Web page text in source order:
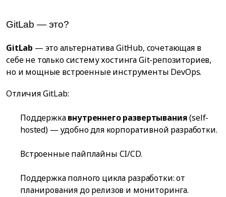
GitLab — это?
GitLab — это альтернатива GitHub, сочетающая в
себе не только систему хостинга Git-репозиториев,
но и мощные встроенные инструменты DevOps.
Отличия GitLab:
Поддержкавнутреннего развертывания(self-
hosted) — удобно для корпоративной разработки.
Встроенные пайплайны CI/CD.
Поддержка полного цикла разработки: от
планирования до релизов и мониторинга.